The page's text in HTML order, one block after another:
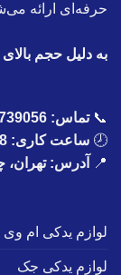
حرفه‌ای ارائه
به دلیل حجم
📞تماس:
🕗 ساعت کاری: 8 صبح تا 9 شب
📍
آدرس: تهران،
لوازم یدکی ام وی
لوازم یدکی جک